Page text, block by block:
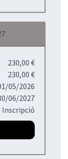
230,00 €
230,00 €
05/2026
06/2027
Inscripció